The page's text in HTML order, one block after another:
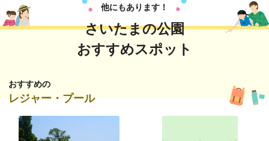
他にもあります！
さいたまの公園
おすすめスポット
おすすめの
レジャー・プール